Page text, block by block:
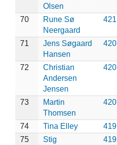
Olsen
70
Rune Sø
Neergaard
421
71
Jens Søgaard
Hansen
420
72
Christian
Andersen
Jensen
420
73
Martin
Thomsen
420
74
Tina Elley
419
75
Stig
419